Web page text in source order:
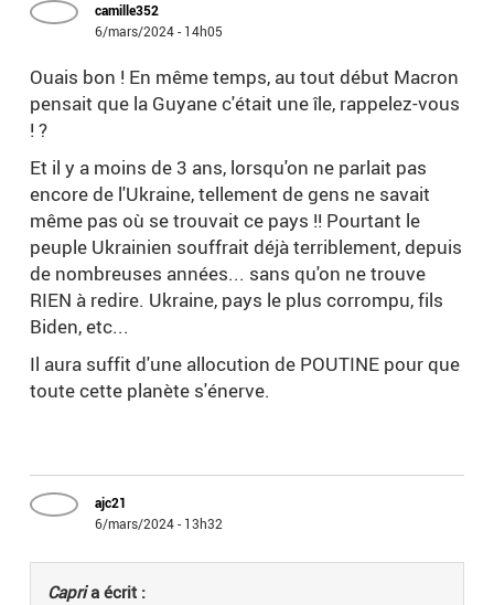
camille352
6/mars/2024 - 14h05
Ouais bon ! En même temps, au tout début Macron
pensait que la Guyane c'était une île, rappelez-vous
! ?
Et il y a moins de 3 ans, lorsqu'on ne parlait pas
encore de l'Ukraine, tellement de gens ne savait
même pas où se trouvait ce pays !! Pourtant le
peuple Ukrainien souffrait déjà terriblement, depuis
de nombreuses années... sans qu'on ne trouve
RIEN à redire. Ukraine, pays le plus corrompu, fils
Biden, etc...
Il aura suffit d'une allocution de POUTINE pour que
toute cette planète s'énerve.
ajc21
6/mars/2024 - 13h32
Capria écrit :